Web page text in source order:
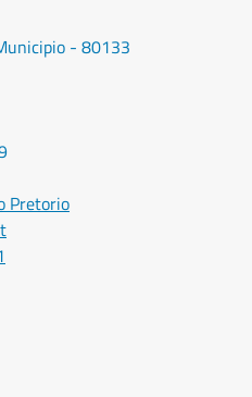
- 80133
Pretorio